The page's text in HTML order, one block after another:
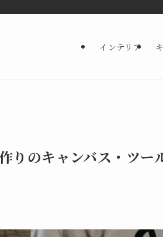
インテリア
りのキャンバス・ツー